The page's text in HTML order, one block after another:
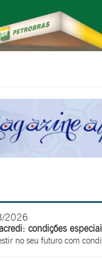
2026
condições
no seu futuro com